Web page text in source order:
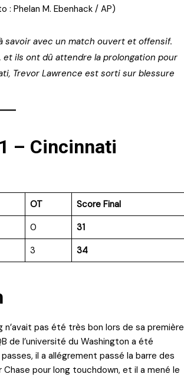
: Phelan M. Ebenhack / AP)
savoir avec un match ouvert et offensif.
et ils ont dû attendre la prolongation pour
Trevor Lawrence est sorti sur blessure
– Cincinnati
OT
Score Final
0
31
3 34
n’avait pas été très bon lors de sa première
de l’université du Washington a été
il a allégrement passé la barre des
Chase pour long touchdown, et il a mené le